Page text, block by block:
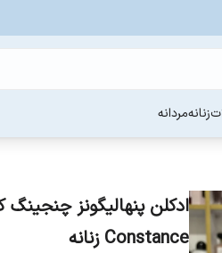
زنانهمردانه
Constance زنانه